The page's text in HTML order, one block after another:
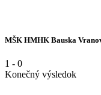
MŠK HMHK Bauska
1 - 0
Konečný výsledok